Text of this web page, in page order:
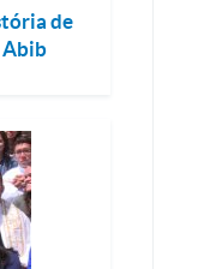
de
Abib